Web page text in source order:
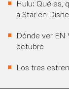
Hulu: Qué es,
a Star en
Dónde ver EN
octubre
Los tres